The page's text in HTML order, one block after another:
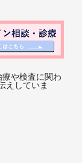
や検査に関わ
えしていま